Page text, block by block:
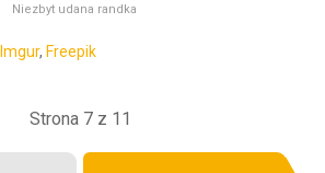
Niezbyt udana randka
Imgur, Freepik
Strona 7 z 11